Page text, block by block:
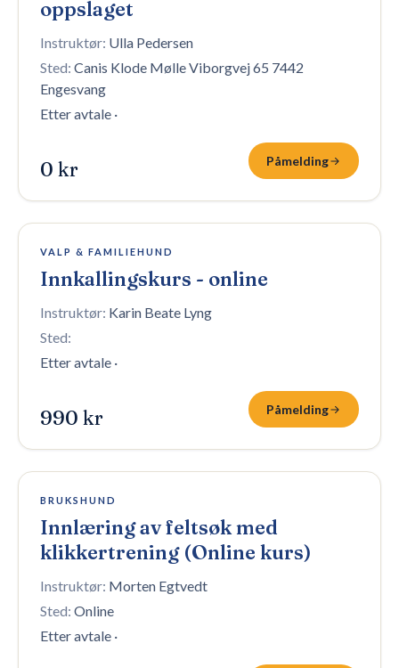
oppslaget
Instruktør: Ulla Pedersen
Sted: Canis Klode Mølle Viborgvej 65 7442
Engesvang
Etter avtale ·
0 kr Påmelding
100 plasser igjen
VALP & FAMILIEHUND
Innkallingskurs - online
Instruktør: Karin Beate Lyng
Sted:
Etter avtale ·
990 kr Påmelding
Åpen påmelding
BRUKSHUND
Innlæring av feltsøk med
klikkertrening (Online kurs)
Instruktør: Morten Egtvedt
Sted: Online
Etter avtale ·